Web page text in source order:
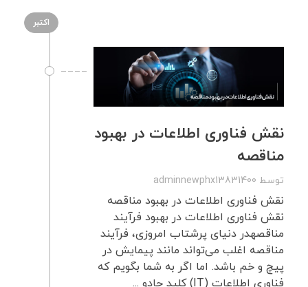
اکتبر
نقش فناوری اطلاعات در بهبود
مناقصه
توسط adminnewphx13831400
نقش فناوری اطلاعات در بهبود مناقصه
نقش فناوری اطلاعات در بهبود فرآیند
مناقصهدر دنیای پرشتاب امروزی، فرآیند
مناقصه اغلب می‌تواند مانند پیمایش در
پیچ و خم باشد. اما اگر به شما بگویم که
فناوری اطلاعات (IT) کلید جادو ...